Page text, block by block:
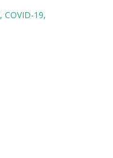
COVID-19